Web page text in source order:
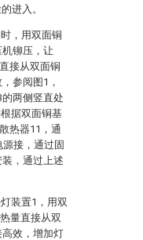
进入。
，用双面铜
铆压，让
接从双面铜
参阅图1，
两侧竖直处
据双面铜基
热器11，通
接，通过固
，通过上述
装置1，用双
量直接从双
效，增加灯